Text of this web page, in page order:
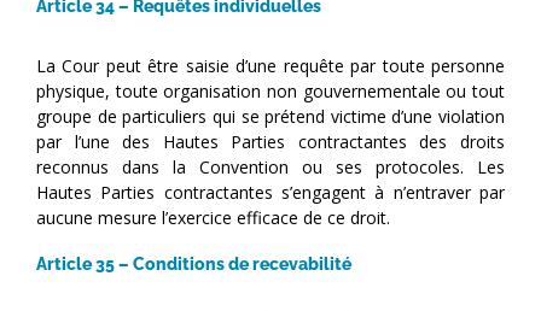
Article 34 – Requêtes individuelles
La Cour peut être saisie d’une requête par toute personne
physique, toute organisation non gouvernementale ou tout
groupe de particuliers qui se prétend victime d’une violation
par l’une des Hautes Parties contractantes des droits
reconnus dans la Convention ou ses protocoles. Les
Hautes Parties contractantes s’engagent à n’entraver par
aucune mesure l’exercice efficace de ce droit.
Article 35 – Conditions de recevabilité